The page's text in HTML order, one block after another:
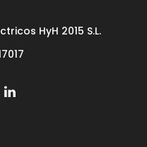
HyH 2015 S.L.